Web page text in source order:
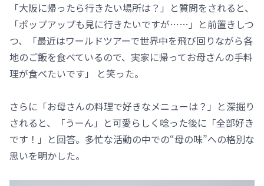
「大阪に帰ったら行きたい場所は？」と質問をされると、
「ポップアップも見に行きたいですが……」と前置きしつ
つ、「最近はワールドツアーで世界中を飛び回りながら各
地のご飯を食べているので、実家に帰ってお母さんの手料
理が食べたいです」 と笑った。
さらに「お母さんの料理で好きなメニューは？」と深掘り
されると、「うーん」と可愛らしく唸った後に「全部好き
です！」と回答。多忙な活動の中での“母の味”への格別な
思いを明かした。